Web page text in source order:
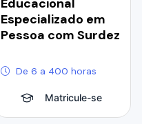
Especializado em
Pessoa com Surdez
De 6 a 400 horas
Matricule-se